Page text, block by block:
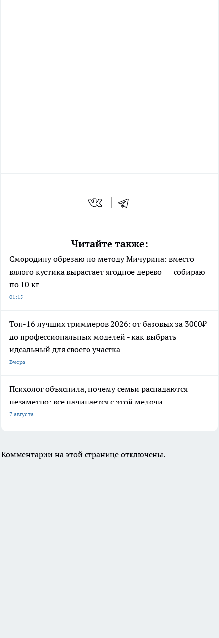
Читайте также:
Смородину обрезаю по методу Мичурина: вместо
вялого кустика вырастает ягодное дерево — собираю
по 10 кг
01:15
Топ-16 лучших триммеров 2026: от базовых за 3000₽
до профессиональных моделей - как выбрать
идеальный для своего участка
Вчера
Психолог объяснила, почему семьи распадаются
незаметно: все начинается с этой мелочи
7 августа
Комментарии на этой странице отключены.